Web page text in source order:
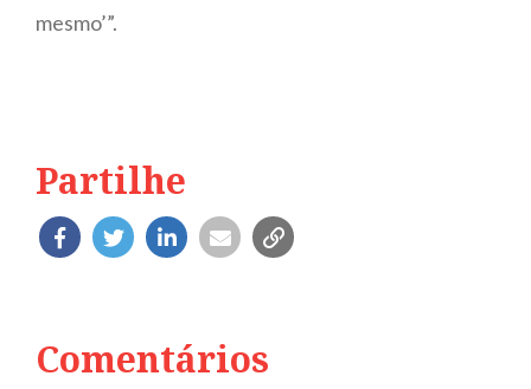
mesmo’”.
Partilhe
Comentários